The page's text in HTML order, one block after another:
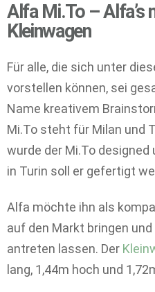
Alfa Mi.To – Alfa’s
Kleinwagen
Für alle, die sich unter
vorstellen können, sei
Name kreativem
Mi.To steht für Milan und
wurde der Mi.To
in Turin soll er gefertigt
Alfa möchte ihn als
auf den Markt bringen
antreten lassen. Der
lang, 1,44m hoch und